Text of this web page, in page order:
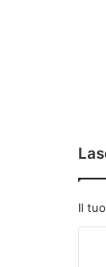
Il